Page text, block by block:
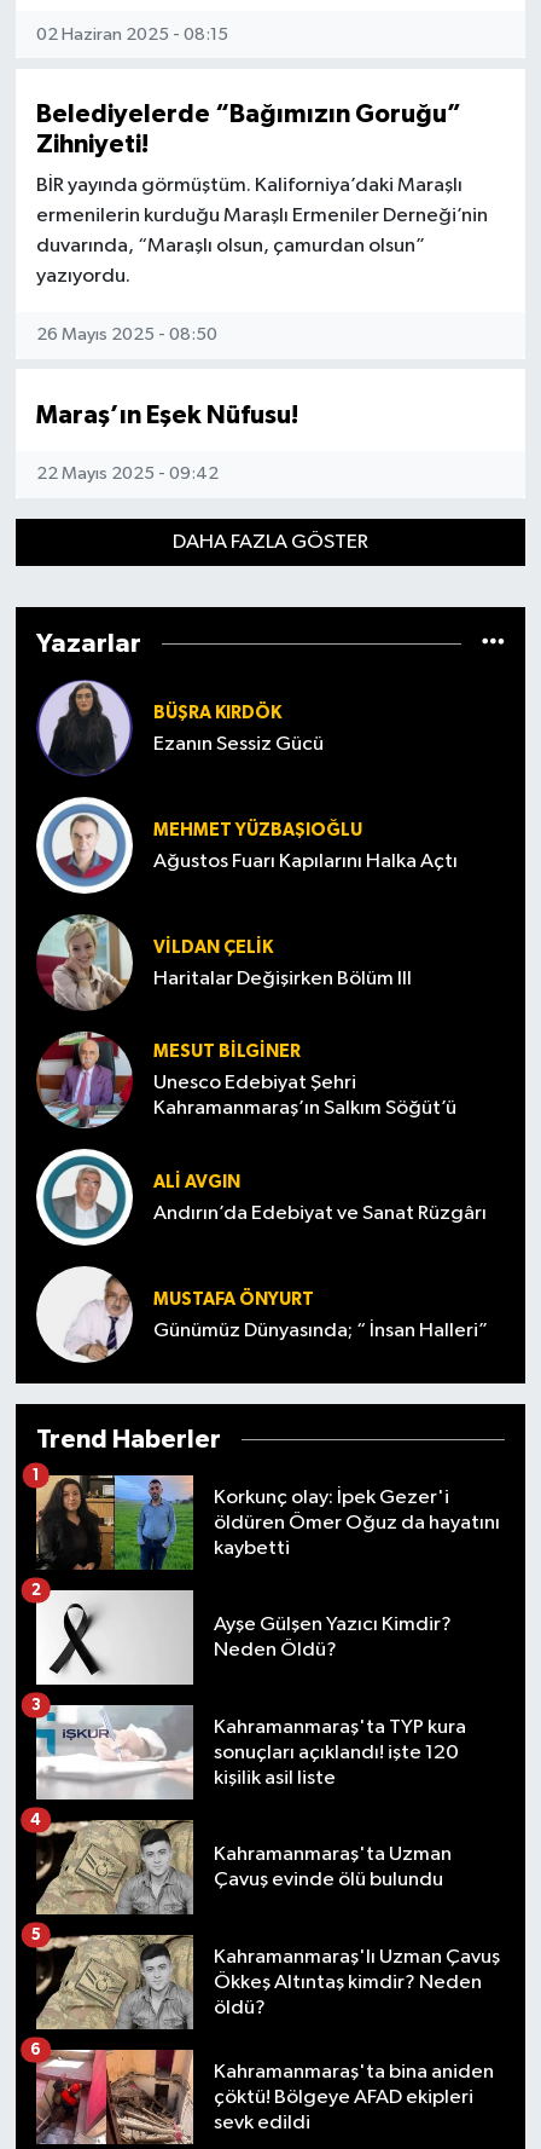
02 Haziran 2025 - 08:15
Belediyelerde “Bağımızın Goruğu”
Zihniyeti!
BİR yayında görmüştüm. Kaliforniya’daki Maraşlı
ermenilerin kurduğu Maraşlı Ermeniler Derneği’nin
duvarında, “Maraşlı olsun, çamurdan olsun”
yazıyordu.
26 Mayıs 2025 - 08:50
Maraş’ın Eşek Nüfusu!
22 Mayıs 2025 - 09:42
DAHA FAZLA GÖSTER
Yazarlar
BÜŞRA KIRDÖK
Ezanın Sessiz Gücü
MEHMET YÜZBAŞIOĞLU
Ağustos Fuarı Kapılarını Halka Açtı
VILDAN ÇELIK
Haritalar Değişirken Bölüm III
MESUT BILGINER
Unesco Edebiyat Şehri
Kahramanmaraş’ın Salkım Söğüt’ü
ALI AVGIN
Andırın’da Edebiyat ve Sanat Rüzgârı
MUSTAFA ÖNYURT
Günümüz Dünyasında; “ İnsan Halleri”
Trend Haberler
Korkunç olay: İpek Gezer'i
öldüren Ömer Oğuz da hayatını
kaybetti
1
Ayşe Gülşen Yazıcı Kimdir?
Neden Öldü?
2
Kahramanmaraş'ta TYP kura
sonuçları açıklandı! işte 120
kişilik asil liste
3
Kahramanmaraş'ta Uzman
Çavuş evinde ölü bulundu
4
Kahramanmaraş'lı Uzman Çavuş
Ökkeş Altıntaş kimdir? Neden
öldü?
5
Kahramanmaraş'ta bina aniden
çöktü! Bölgeye AFAD ekipleri
sevk edildi
6